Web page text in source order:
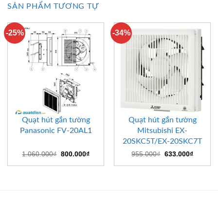
SẢN PHẨM TƯƠNG TỰ
-25%
Quạt hút gắn tường
Panasonic FV-20AL1
1.060.000₫ Giá
là:
800.000₫Giá
tại
-34%
Quạt hút gắn tường
Mitsubishi EX-
20SKC5T/EX-20SKC7T
955.000₫ Giá
là:
633.000₫Giá
tại